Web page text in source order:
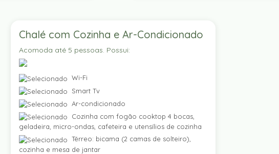
Chalé com Cozinha e Ar-Condicionado
Acomoda até 5 pessoas. Possui:
Wi-Fi
Smart Tv
Ar-condicionado
Cozinha com fogão cooktop 4 bocas,
geladeira, micro-ondas, cafeteira e utensílios de cozinha
Térreo: bicama (2 camas de solteiro),
cozinha e mesa de jantar